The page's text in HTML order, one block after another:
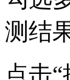
测结
点击